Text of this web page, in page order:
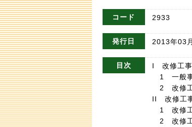
コード 2933
発行日 2013年03
目次
I 改修工事
1 一般
2 改修工
II 改修工事
1 改修工
2 改修工